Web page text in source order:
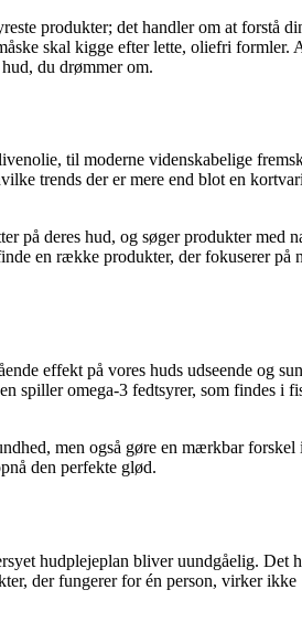
produkter; det handler om at forstå
skal kigge efter lette, oliefri formler.
du drømmer om.
til moderne videnskabelige
trends der er mere end blot en
på deres hud, og søger produkter med
en række produkter, der fokuserer på
effekt på vores huds udseende og
spiller omega-3 fedtsyrer, som findes i
men også gøre en mærkbar forskel
den perfekte glød.
hudplejeplan bliver uundgåelig. Det
der fungerer for én person, virker ikke